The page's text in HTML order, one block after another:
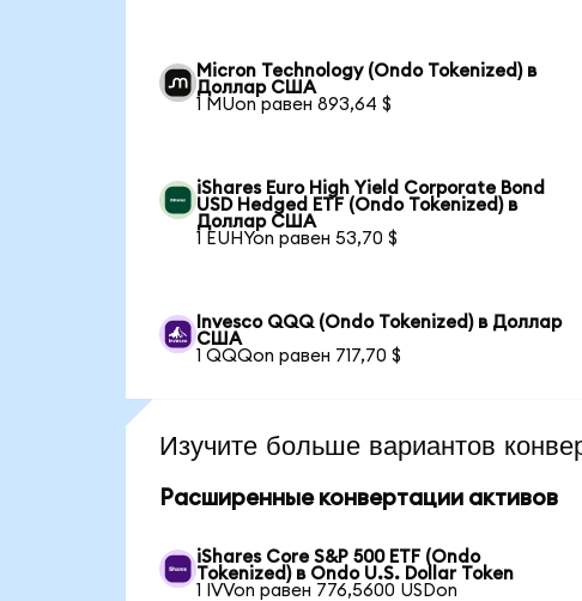
Micron Technology (Ondo Tokenized) в
Доллар США
1 MUon равен 893,64 $
iShares Euro High Yield Corporate Bond
USD Hedged ETF (Ondo Tokenized) в
Доллар США
1 EUHYon равен 53,70 $
Invesco QQQ (Ondo Tokenized) в Доллар
США
1 QQQon равен 717,70 $
Изучите больше вариантов
Расширенные конвертации активов
iShares Core S&P 500 ETF (Ondo
Tokenized) в Ondo U.S. Dollar Token
1 IVVon равен 776,5600 USDon